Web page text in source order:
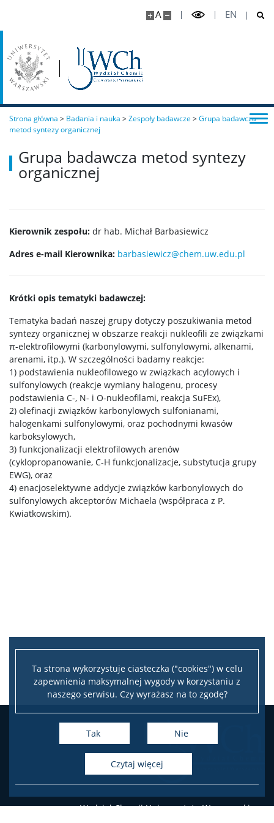
Ta strona wykorzystuje ciasteczka ("cookies") w celu
zapewnienia maksymalnej wygody w korzystaniu z
naszego serwisu. Czy wyrażasz na to zgodę?
Tak Nie
czytaj więcej
A EN
Chemia jądrowa i radiofarmaceutyki I stopnia
Studia I stopnia (inżynierskie)
Chemia medyczna I stopnia
Chemiczna analiza instrumentalna I stopnia
Chemia II stopnia
Chemia stosowana II stopnia
Master Studies in Chemistry in English (EN)
Chemia medyczna II stopnia
Radiogenomika II stopnia
Studia w ramach MISMaP
Studia podyplomowe
Samorząd Studencki
Praktyki Studenckie
Program ERASMUS+
Strona główna > Badania i nauka >Zespoły badawcze >Grupa badawcza
metod syntezy organicznej
Grupa badawcza metod syntezy
organicznej
Kierownik zespołu: dr hab. Michał Barbasiewicz
Adres e-mail Kierownika: barbasiewicz@chem.uw.edu.pl
Krótki opis tematyki badawczej:
Tematyka badań naszej grupy dotyczy poszukiwania metod
syntezy organicznej w obszarze reakcji nukleofili ze związkami
π-elektrofilowymi (karbonylowymi, sulfonylowymi, alkenami,
arenami, itp.). W szczególności badamy reakcje:
1) podstawienia nukleofilowego w związkach acylowych i
sulfonylowych (reakcje wymiany halogenu, procesy
podstawienia C-, N- i O-nukleofilami, reakcja SuFEx),
2) olefinacji związków karbonylowych sulfonianami,
halogenkami sulfonylowymi, oraz pochodnymi kwasów
karboksylowych,
3) funkcjonalizacji elektrofilowych arenów
(cyklopropanowanie, C-H funkcjonalizacje, substytucja grupy
EWG), oraz
4) enacjoselektywne addycje związków karbonylowych do
sulfonylowych akceptorów Michaela (współpraca z P.
Kwiatkowskim).
Wydział Chemii Uniwersytetu Warszawskiego